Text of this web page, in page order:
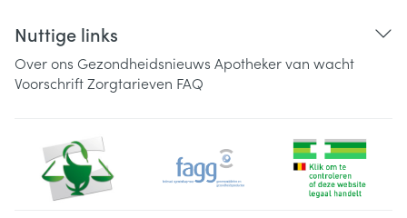
Nuttige links
Over ons Gezondheidsnieuws Apotheker van wacht
VoorschriftZorgtarieven FAQ